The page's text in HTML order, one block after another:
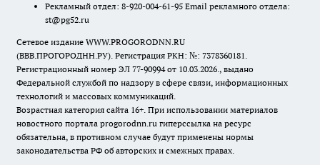
Рекламный отдел: 8-920-004-61-95 Email рекламного отдела:
st@pg52.ru
Сетевое издание WWW.PROGORODNN.RU
(ВВВ.ПРОГОРОДНН.РУ). Регистрация РКН: №: 7378360181.
Регистрационный номер ЭЛ 77-90994 от 10.03.2026., выдано
Федеральной службой по надзору в сфере связи, информационных
технологий и массовых коммуникаций.
Возрастная категория сайта 16+. При использовании материалов
новостного портала progorodnn.ru гиперссылка на ресурс
обязательна, в противном случае будут применены нормы
законодательства РФ об авторских и смежных правах.